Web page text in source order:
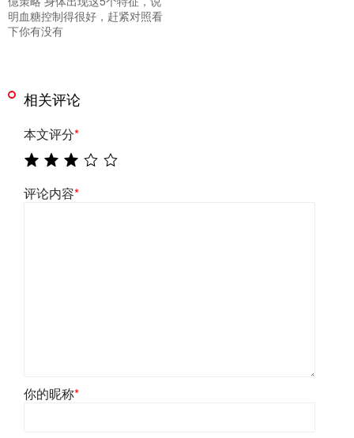
明血糖控制得很好，赶紧对照看
下你有没有
相关评论
本文评分*
评论内容*
你的昵称*